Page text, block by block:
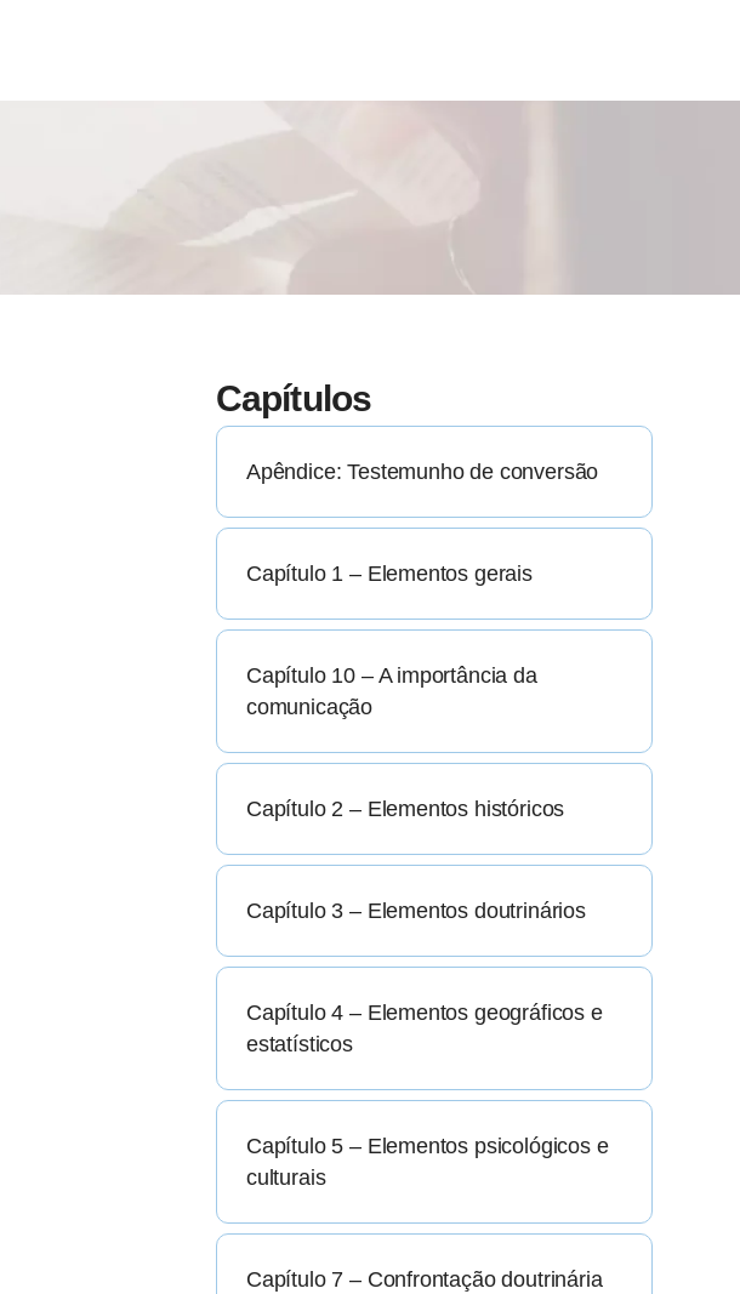
Capítulos
Apêndice: Testemunho de conversão
Capítulo 1 – Elementos gerais
Capítulo 10 – A importância da
comunicação
Capítulo 2 – Elementos históricos
Capítulo 3 – Elementos doutrinários
Capítulo 4 – Elementos geográficos e
estatísticos
Capítulo 5 – Elementos psicológicos e
culturais
Capítulo 7 – Confrontação doutrinária